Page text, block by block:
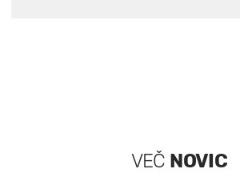
VEČ NOVIC